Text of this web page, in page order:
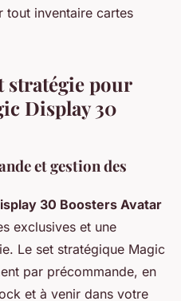
tout inventaire cartes
stratégie pour
Display 30
et gestion des
30 Boosters Avatar
exclusives et une
Le set stratégique Magic
par précommande, en
et à venir dans votre